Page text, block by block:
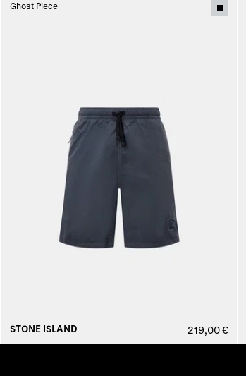
Ghost Piece
STONE ISLAND 219,00 €